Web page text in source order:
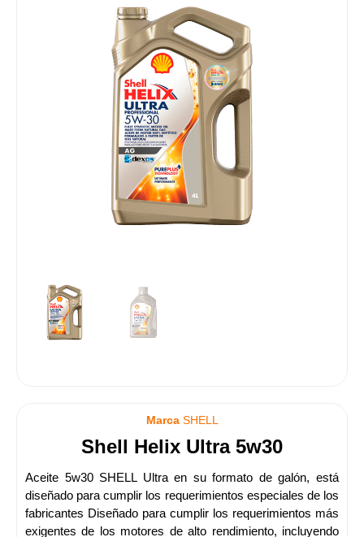
Marca SHELL
Shell Helix Ultra 5w30
Aceite 5w30 SHELL Ultra en su formato de galón, está
diseñado para cumplir los requerimientos especiales de los
fabricantes Diseñado para cumplir los requerimientos más
exigentes de los motores de alto rendimiento, incluyendo